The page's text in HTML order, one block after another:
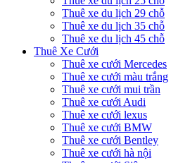
Thuê xe du lịch 29 chỗ
Thuê xe du lịch 35 chỗ
Thuê xe du lịch 45 chỗ
Thuê Xe Cưới
Thuê xe cưới Mercedes
Thuê xe cưới màu trắng
Thuê xe cưới mui trần
Thuê xe cưới Audi
Thuê xe cưới lexus
Thuê xe cưới BMW
Thuê xe cưới Bentley
Thuê xe cưới hà nội